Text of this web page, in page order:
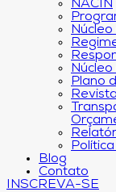
NACIN
Plano
Blog
Contato
INSCREVA-SE